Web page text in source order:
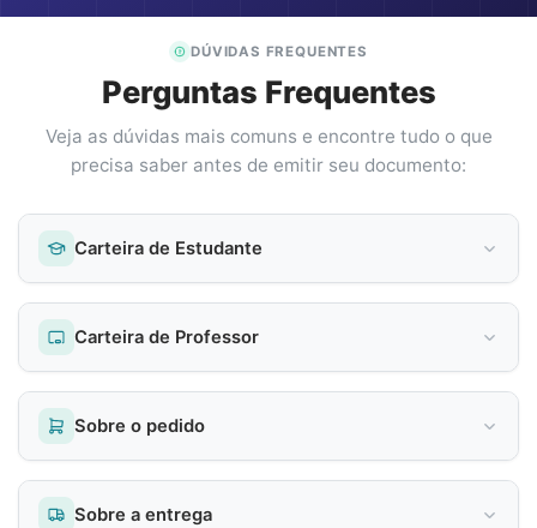
DÚVIDAS FREQUENTES
Perguntas Frequentes
Veja as dúvidas mais comuns e encontre tudo o que
precisa saber antes de emitir seu documento:
Carteira de Estudante
Carteira de Professor
Sobre o pedido
Sobre a entrega